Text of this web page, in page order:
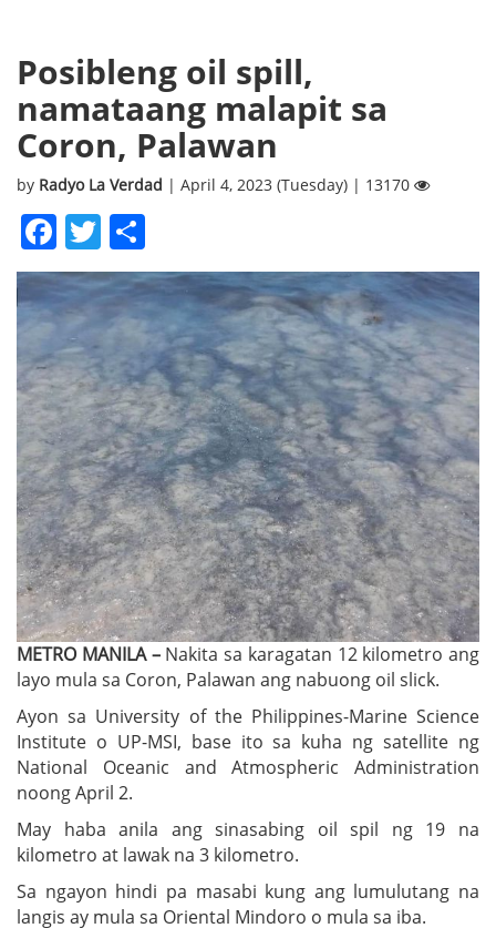
Posibleng oil spill,
namataang malapit sa
Coron, Palawan
by Radyo La Verdad | April 4, 2023 (Tuesday) | 13170
Facebook
Twitter
METRO MANILA – Nakita sa karagatan 12 kilometro ang
layo mula sa Coron, Palawan ang nabuong oil slick.
Ayon sa University of the Philippines-Marine Science
Institute o UP-MSI, base ito sa kuha ng satellite ng
National Oceanic and Atmospheric Administration
noong April 2.
May haba anila ang sinasabing oil spil ng 19 na
kilometro at lawak na 3 kilometro.
Sa ngayon hindi pa masabi kung ang lumulutang na
langis ay mula sa Oriental Mindoro o mula sa iba.